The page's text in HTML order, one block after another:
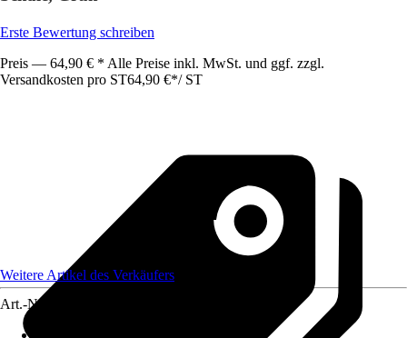
Erste Bewertung schreiben
Preis — 64,90 € * Alle Preise inkl. MwSt. und ggf. zzgl.
Versandkosten pro ST64,90 €*/ ST
Weitere Artikel des Verkäufers
Art.-Nr.